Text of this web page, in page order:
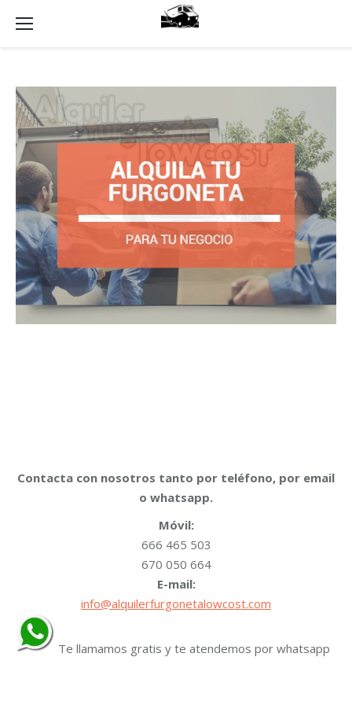
Contacta con nosotros tanto por teléfono, por email
o whatsapp.
Móvil:
666 465 503
670 050 664
E-mail:
info@alquilerfurgonetalowcost.com
Te llamamos gratis y te atendemos por whatsapp